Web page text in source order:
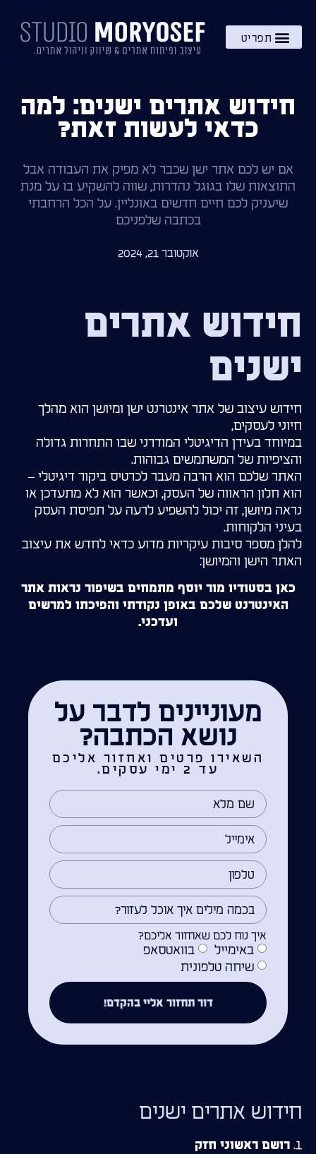
חידוש אתרים ישנים: למה
כדאי לעשות זאת?
אם יש לכם אתר ישן שכבר לא מפיק את העבודה אבל
התוצאות שלו בגוגל נהדרות, שווה להשקיע בו על מנת
שיעניק לכם חיים חדשים באונליין. על הכל הרחבתי
בכתבה שלפניכם
אוקטובר 21, 2024
חידוש אתרים
ישנים
חידוש עיצוב של אתר אינטרנט ישן ומיושן הוא מהלך
חיוני לעסקים,
במיוחד בעידן הדיגיטלי המודרני שבו התחרות גדולה
והציפיות של המשתמשים גבוהות.
האתר שלכם הוא הרבה מעבר לכרטיס ביקור דיגיטלי –
הוא חלון הראווה של העסק, וכאשר הוא לא מתעדכן או
נראה מיושן, זה יכול להשפיע לרעה על תפיסת העסק
בעיני הלקוחות.
להלן מספר סיבות עיקריות מדוע כדאי לחדש את עיצוב
האתר הישן והמיושן:
כאן בסטודיו מור יוסף מתמחים בשיפור נראות אתר
האינטרנט שלכם באופן נקודתי והפיכתו למרשים
ועדכני.
מעוניינים לדבר על
נושא הכתבה?
השאירו פרטים ואחזור אליכם
עד 2 ימי עסקים.
איך נוח לכם שאחזור אליכם?
באימייל
בוואטסאפ
שיחה טלפונית
דור תחזור אליי בהקדם!
חידוש אתרים ישנים
1. רושם ראשוני חזק